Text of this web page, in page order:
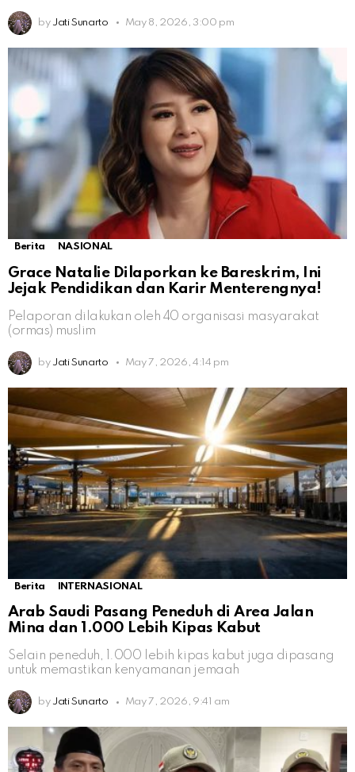
by Jati Sunarto May 8, 2026, 3:00 pm
Berita NASIONAL
Grace Natalie Dilaporkan ke Bareskrim, Ini
Jejak Pendidikan dan Karir Menterengnya!
Pelaporan dilakukan oleh 40 organisasi masyarakat
(ormas) muslim
by Jati Sunarto May 7, 2026, 4:14 pm
Berita INTERNASIONAL
Arab Saudi Pasang Peneduh di Area Jalan
Mina dan 1.000 Lebih Kipas Kabut
Selain peneduh, 1.000 lebih kipas kabut juga dipasang
untuk memastikan kenyamanan jemaah
by Jati Sunarto May 7, 2026, 9:41 am